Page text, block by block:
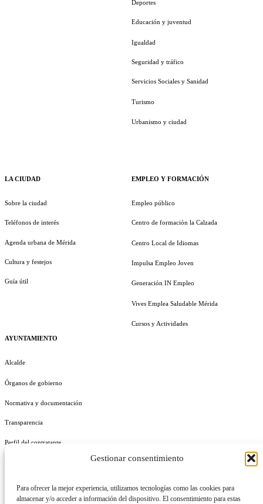
Gestionar consentimiento
Para ofrecer la mejor experiencia, utilizamos tecnologías como las cookies para
almacenar y/o acceder a información del dispositivo. El consentimiento para estas
LA CIUDAD
Sobre la ciudad
Teléfonos de interés
Agenda urbana de Mérida
Cultura y festejos
Guía útil
AYUNTAMIENTO
Alcalde
Órganos de gobierno
Normativa y documentación
Transparencia
Perfil del contratante
Deportes
Educación y juventud
Igualdad
Seguridad y tráfico
Servicios Sociales y Sanidad
Turismo
Urbanismo y ciudad
EMPLEO Y FORMACIÓN
Empleo público
Centro de formación la Calzada
Centro Local de Idiomas
Impulsa Empleo Joven
Generación IN Empleo
Vives Emplea Saludable Mérida
Cursos y Actividades